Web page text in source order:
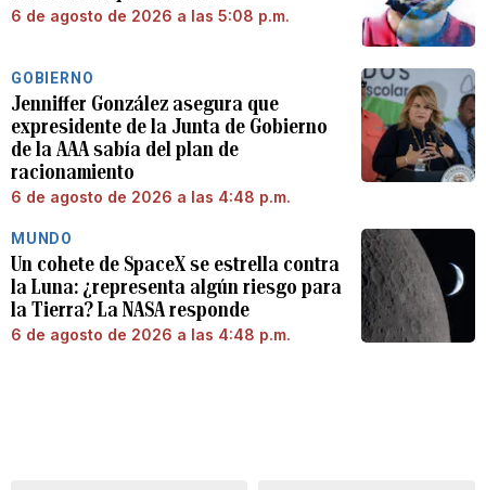
6 de agosto de 2026 a las 5:08 p.m.
GOBIERNO
Jenniffer González asegura que
expresidente de la Junta de Gobierno
de la AAA sabía del plan de
racionamiento
6 de agosto de 2026 a las 4:48 p.m.
MUNDO
Un cohete de SpaceX se estrella contra
la Luna: ¿representa algún riesgo para
la Tierra? La NASA responde
6 de agosto de 2026 a las 4:48 p.m.